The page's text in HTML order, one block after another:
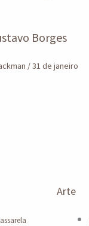
Borges
/31 de janeiro
Arte